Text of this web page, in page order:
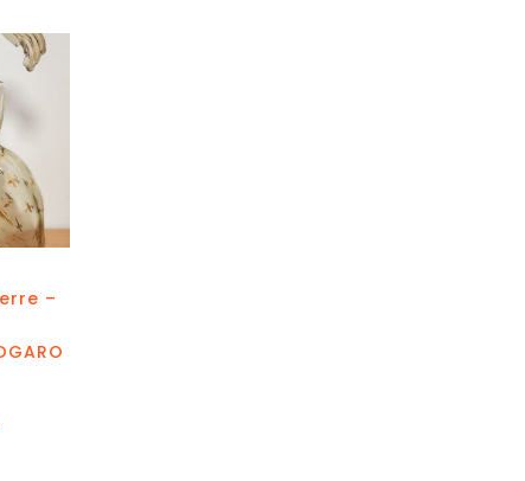
–